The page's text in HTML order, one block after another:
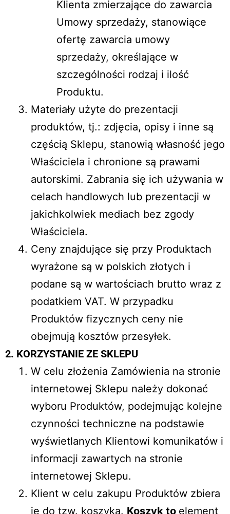
Klienta zmierzające do zawarcia
Umowy sprzedaży, stanowiące
ofertę zawarcia umowy
sprzedaży, określające w
szczególności rodzaj i ilość
Produktu.
Materiały użyte do prezentacji
produktów, tj.: zdjęcia, opisy i inne są
częścią Sklepu, stanowią własność jego
Właściciela i chronione są prawami
autorskimi. Zabrania się ich używania w
celach handlowych lub prezentacji w
jakichkolwiek mediach bez zgody
Właściciela.
Ceny znajdujące się przy Produktach
wyrażone są w polskich złotych i
podane są w wartościach brutto wraz z
podatkiem VAT. W przypadku
Produktów fizycznych ceny nie
obejmują kosztów przesyłek.
2. KORZYSTANIE ZE SKLEPU
W celu złożenia Zamówienia na stronie
internetowej Sklepu należy dokonać
wyboru Produktów, podejmując kolejne
czynności techniczne na podstawie
wyświetlanych Klientowi komunikatów i
informacji zawartych na stronie
internetowej Sklepu.
Klient w celu zakupu Produktów zbiera
je do tzw. koszyka. Koszyk to element